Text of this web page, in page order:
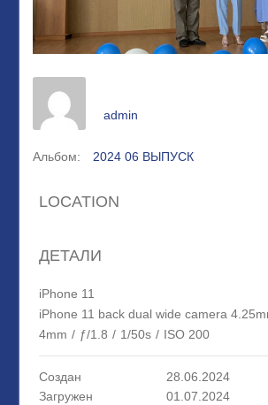
admin
Альбом: 2024 06 ВЫПУСК
LOCATION
ДЕТАЛИ
iPhone 11
iPhone 11 back dual wide camera
4mm / ƒ/1.8 / 1/50s / ISO 200
Создан
28.06.2024
Загружен
01.07.2024